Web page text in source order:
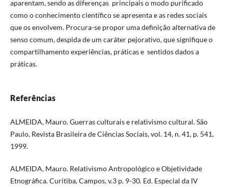
aparentam, sendo as diferenças principais o modo purificado
como o conhecimento científico se apresenta e as redes sociais
que os envolvem. Procura-se propor uma definição alternativa de
senso comum, despida de um caráter pejorativo, que signifique o
compartilhamento experiências, práticas e sentidos dados a
práticas.
Referências
ALMEIDA, Mauro. Guerras culturais e relativismo cultural. São
Paulo, Revista Brasileira de Ciências Sociais, vol. 14, n. 41, p. 541,
1999.
ALMEIDA, Mauro. Relativismo Antropológico e Objetividade
Etnográfica. Curitiba, Campos, v.3 p. 9-30. Ed. Especial da IV